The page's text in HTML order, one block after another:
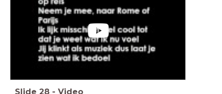
Slide 28 - Video